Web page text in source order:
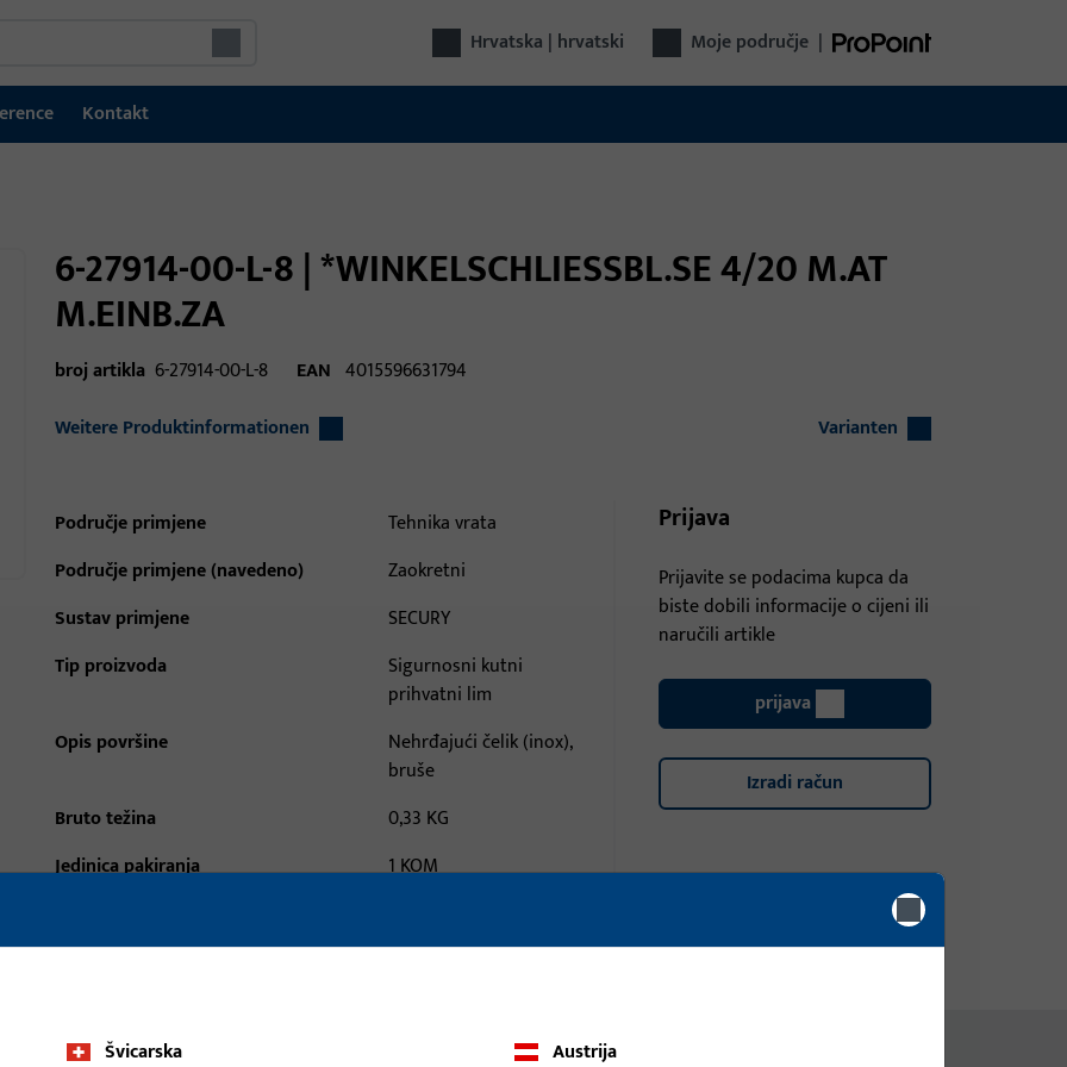
Hrvatska | hrvatski Moje područje |
Kontakt
6-27914-00-L-8 | *WINKELSCHLIESSBL.SE 4/20 M.AT
M.EINB.ZA
broj artikla 6-27914-00-L-8 EAN 4015596631794
Weitere Produktinformationen
Varianten
Područje primjene
Tehnika vrata
Područje primjene (navedeno)
Zaokretni
Sustav primjene
SECURY
Tip proizvoda
Sigurnosni kutni
prihvatni lim
Opis površine
Nehrđajući čelik (inox),
bruše
Bruto težina
0,33 KG
Jedinica pakiranja
1 KOM
Prijava
Prijavite se podacima kupca da
biste dobili informacije o cijeni ili
naručili artikle
prijava
Izradi račun
Švicarska
Austrija